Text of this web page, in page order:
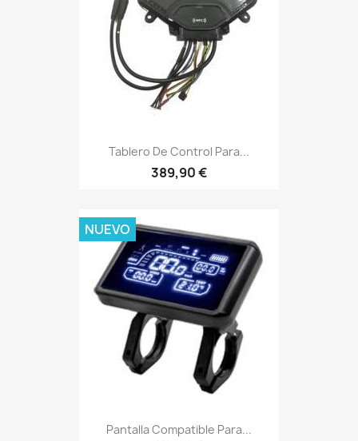
Tablero De Control Para...
389,90 €
Pantalla Compatible Para...
NUEVO